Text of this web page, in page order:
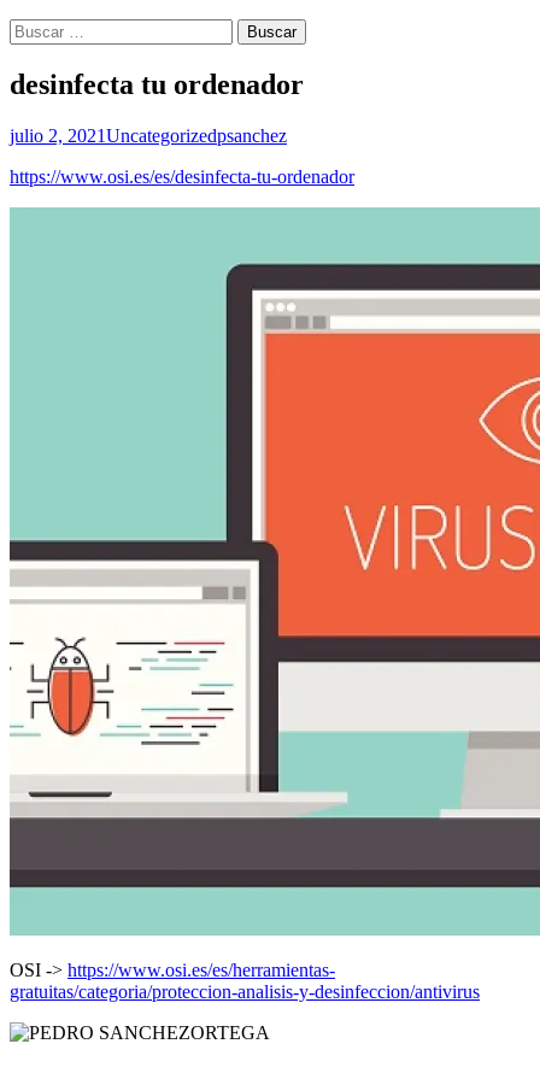
Buscar:
desinfecta tu ordenador
julio 2, 2021Uncategorizedpsanchez
https://www.osi.es/es/desinfecta-tu-ordenador
OSI -> https://www.osi.es/es/herramientas-
gratuitas/categoria/proteccion-analisis-y-desinfeccion/antivirus